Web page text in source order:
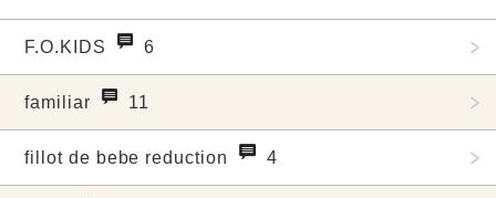
F.O.KIDS 6
familiar 11
fillot de bebe reduction 4